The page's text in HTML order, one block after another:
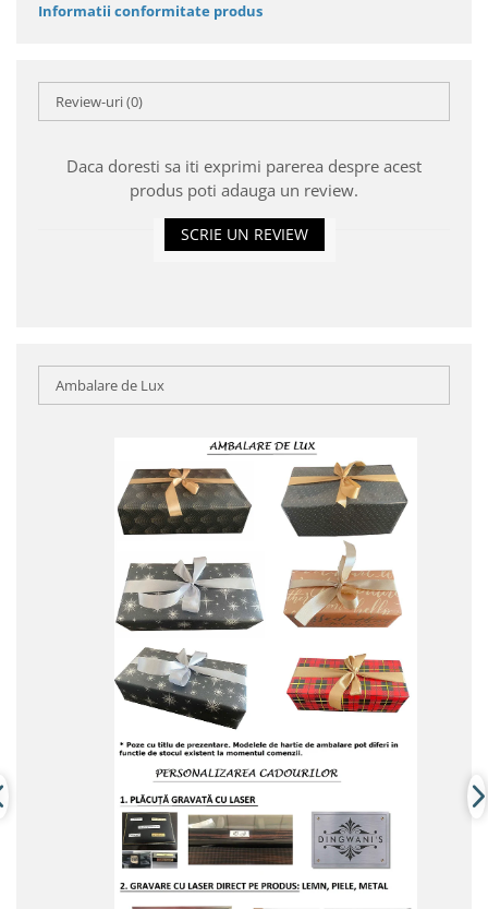
Informatii conformitate produs
Review-uri(0)
Daca doresti sa iti exprimi parerea despre acest
produs poti adauga un review.
SCRIE UN REVIEW
Ambalare de Lux